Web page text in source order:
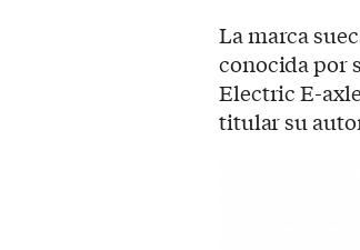
La marca
conocida por
Electric E-
titular su